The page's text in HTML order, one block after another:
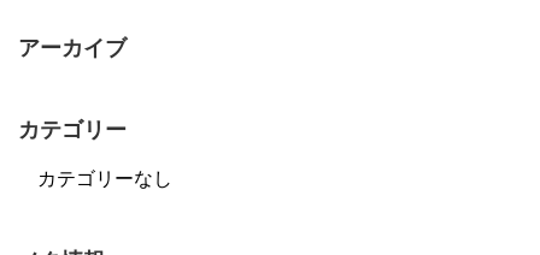
アーカイブ
カテゴリー
カテゴリーなし